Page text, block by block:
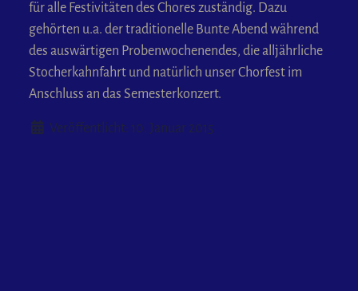
für alle Festivitäten des Chores zuständig. Dazu
gehörten u.a. der traditionelle Bunte Abend während
des auswärtigen Probenwochenendes, die alljährliche
Stocherkahnfahrt und natürlich unser Chorfest im
Anschluss an das Semesterkonzert.
DetailsVeröffentlicht: 10. Januar 2015